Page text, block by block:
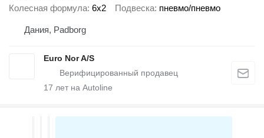
Колесная формула 6x2 Подвеска пневмо/пневмо
Дания, Padborg
Euro Nor A/S
17 лет на Autoline